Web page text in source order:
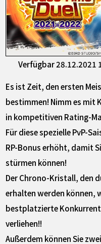
Verfügbar 28.12.2021
Es ist Zeit, den ersten
bestimmen! Nimm es mit
in kompetitiven Rating-
Für diese spezielle PvP-
RP-Bonus erhöht, damit
stürmen können!
Der Chrono-Kristall, den
erhalten werden können,
bestplatzierte
verliehen!!
Außerdem können Sie